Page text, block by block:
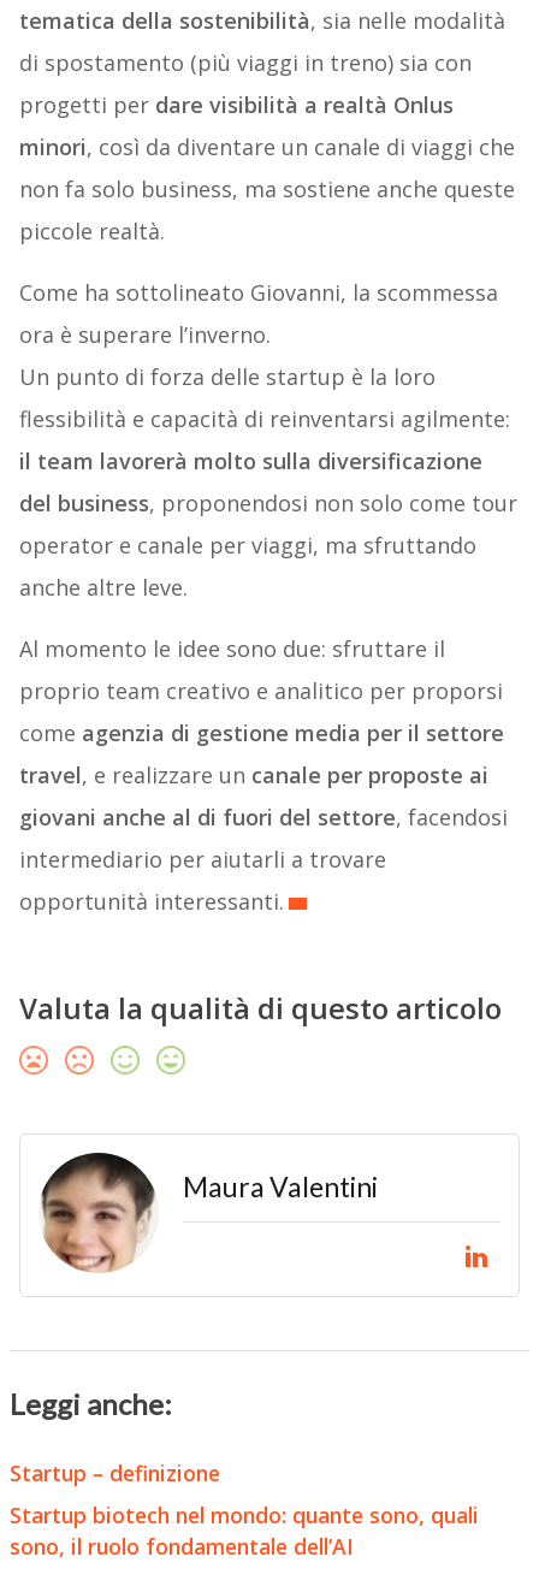
tematica della sostenibilità, sia nelle modalità
di spostamento (più viaggi in treno) sia con
progetti per dare visibilità a realtà Onlus
minori, così da diventare un canale di viaggi che
non fa solo business, ma sostiene anche queste
piccole realtà.
Come ha sottolineato Giovanni, la scommessa
ora è superare l’inverno.
Un punto di forza delle startup è la loro
flessibilità e capacità di reinventarsi agilmente:
il team lavorerà molto sulla diversificazione
del business, proponendosi non solo come tour
operator e canale per viaggi, ma sfruttando
anche altre leve.
Al momento le idee sono due: sfruttare il
proprio team creativo e analitico per proporsi
come agenzia di gestione media per il settore
travel, e realizzare un canale per proposte ai
giovani anche al di fuori del settore, facendosi
intermediario per aiutarli a trovare
opportunità interessanti.
Valuta la qualità di questo articolo
Maura Valentini
Leggi anche:
Startup – definizione
Startup biotech nel mondo: quante sono, quali
sono, il ruolo fondamentale dell’AI